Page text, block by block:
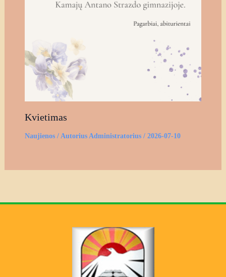
Kvietimas
Naujienos/ Autorius Administratorius / 2026-07-10